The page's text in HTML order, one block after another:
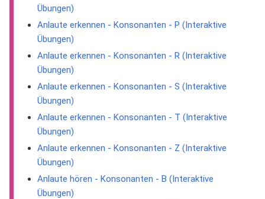
Übungen)
Anlaute erkennen - Konsonanten - P (Interaktive
Übungen)
Anlaute erkennen - Konsonanten - R (Interaktive
Übungen)
Anlaute erkennen - Konsonanten - S (Interaktive
Übungen)
Anlaute erkennen - Konsonanten - T (Interaktive
Übungen)
Anlaute erkennen - Konsonanten - Z (Interaktive
Übungen)
Anlaute hören - Konsonanten - B (Interaktive
Übungen)